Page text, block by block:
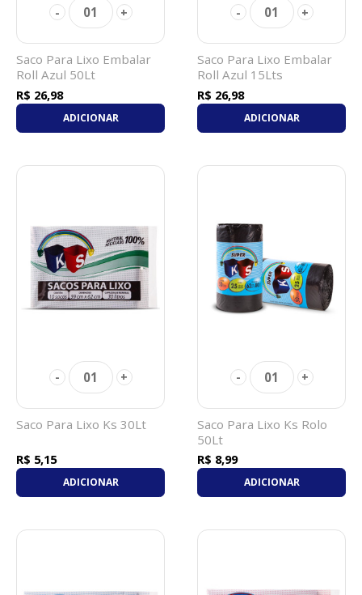
- 01 +
Saco Para Lixo Embalar
Roll Azul 50Lt
R$ 26,98
ADICIONAR
- 01 +
Saco Para Lixo Embalar
Roll Azul 15Lts
R$ 26,98
ADICIONAR
- 01 +
Saco Para Lixo Ks 30Lt
R$ 5,15
ADICIONAR
- 01 +
Saco Para Lixo Ks Rolo
50Lt
R$ 8,99
ADICIONAR